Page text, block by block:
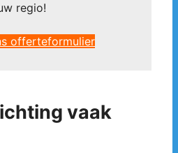
regio!
offerteformulier
vaak